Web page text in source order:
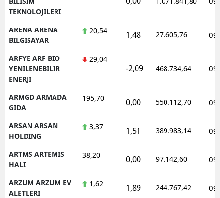
TEKNOLOJILERI
ARENA ARENA
BILGISAYAR
20,54 1,48 27.605,76
ARFYE ARF BIO
YENILENEBILIR
ENERJI
29,04
-2,09 468.734,64
ARMGD ARMADA
GIDA
195,70 0,00 550.112,70
ARSAN ARSAN
HOLDING
3,37 1,51 389.983,14
ARTMS ARTEMIS
HALI
38,20 0,00 97.142,60
ARZUM ARZUM EV
ALETLERI
1,62 1,89 244.767,42